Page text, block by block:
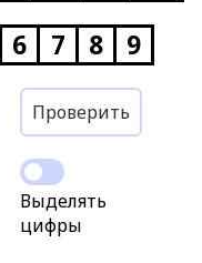
6 7 8 9
Проверить
Выделять
цифры